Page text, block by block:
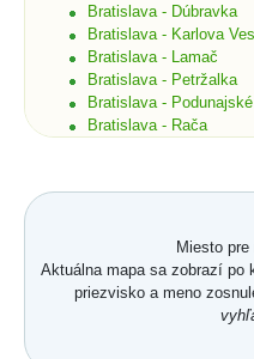
Bratislava - Dúbravka
Bratislava - Karlova Ves
Bratislava - Lamač
Bratislava - Petržalka
Bratislava -
Bratislava - Rača
Bratislava - Staré
Bratislava - Vrakuňa
Bratislava - Záhorská
Brekov
Miesto pre
Aktuálna mapa sa zobrazí po
priezvisko a meno